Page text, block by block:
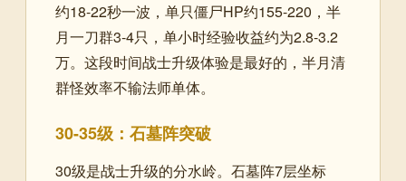
约18-22秒一波，单只僵尸HP约155-220，半
月一刀群3-4只，单小时经验收益约为2.8-3.2
万。这段时间战士升级体验是最好的，半月清
群怪效率不输法师单体。
30-35级：石墓阵突破
30级是战士升级的分水岭。石墓阵7层坐标